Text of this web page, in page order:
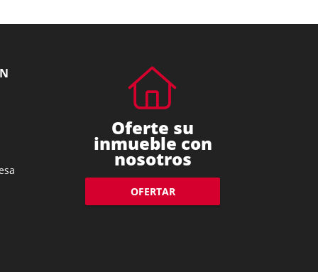
Oferte su
inmueble con
nosotros
OFERTAR